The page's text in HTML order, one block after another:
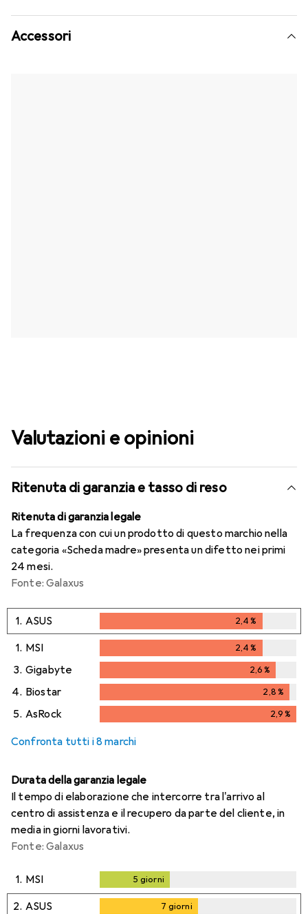
Accessori
Valutazioni e opinioni
Ritenuta di garanzia e tasso di reso
Ritenuta di garanzia legale
La frequenza con cui un prodotto di questo marchio nella
categoria «Scheda madre» presenta un difetto nei primi
24 mesi.
Fonte: Galaxus
1. ASUS 2,4%
1. MSI 2,4%
3. Gigabyte 2,6%
2,6%
4. Biostar 2,8%
2,8%
5. AsRock 2,9%
Confronta tutti i 8 marchi
Durata della garanzia legale
Il tempo di elaborazione che intercorre tra l'arrivo al
centro di assistenza e il recupero da parte del cliente, in
media in giorni lavorativi.
Fonte: Galaxus
1. MSI 5 giorni
2. ASUS 7 giorni